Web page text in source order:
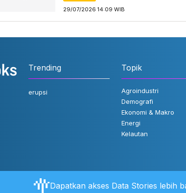
29/07/2026 14:09 WIB
Trending
erupsi
Topik
Agroindustri
Demografi
Ekonomi & Makro
Energi
Kelautan
Aturan Pengguna FAQ Hubungi Kami
Dapatkan akses Data Stories lebih